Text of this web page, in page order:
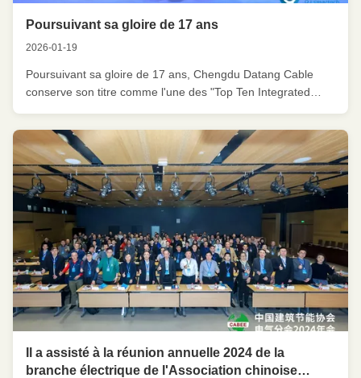
Poursuivant sa gloire de 17 ans
2026-01-19
Poursuivant sa gloire de 17 ans, Chengdu Datang Cable
conserve son titre comme l'une des "Top Ten Integrated
année consécutive Le 11 décembre 2025, le 26e sommet
de l'intelligence du bâtiment CIBIS s'est tenu à Guangzhou.a
été invité à ...
Il a assisté à la réunion annuelle 2024 de la
branche électrique de l'Association chinoise